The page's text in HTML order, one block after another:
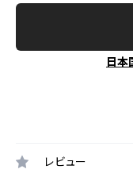
日本
レビュー